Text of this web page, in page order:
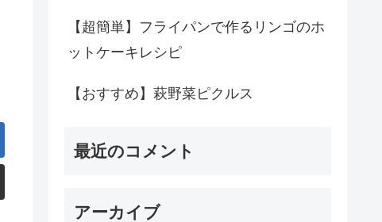
【超簡単】フライパンで作るリンゴのホ
ットケーキレシピ
【おすすめ】萩野菜ピクルス
最近のコメント
アーカイブ